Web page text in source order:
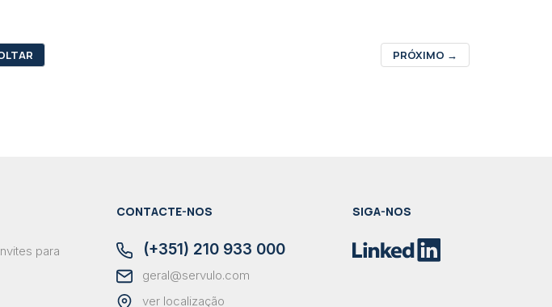
PRÓXIMO →
para
CONTACTE-NOS
(+351) 210 933 000
geral@servulo.com
ver localização
SIGA-NOS